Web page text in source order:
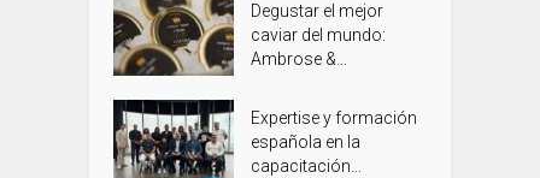
Degustar el mejor
caviar del mundo:
Ambrose &...
Expertise y formación
española en la
capacitación...